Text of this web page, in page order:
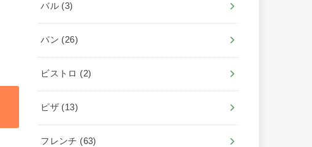
バル (3)
パン (26)
ビストロ (2)
ピザ (13)
フレンチ (63)